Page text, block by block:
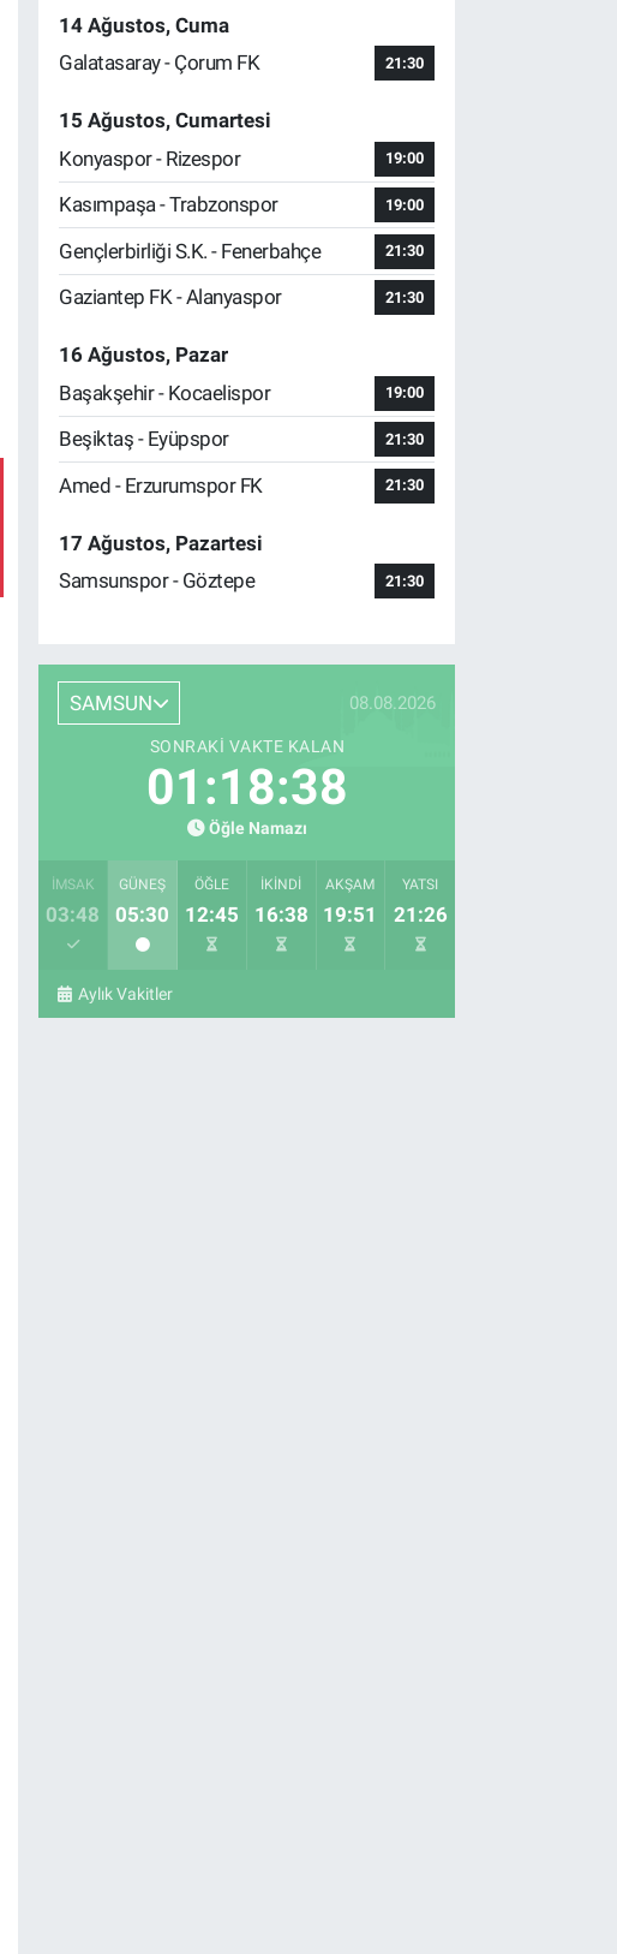
14 Ağustos, Cuma
Galatasaray - Çorum FK
21:30
15 Ağustos, Cumartesi
Konyaspor - Rizespor
19:00
Kasımpaşa - Trabzonspor 19:00
Gençlerbirliği S.K. - Fenerbahçe 21:30
Gaziantep FK - Alanyaspor 21:30
16 Ağustos, Pazar
Başakşehir - Kocaelispor
19:00
Beşiktaş - Eyüpspor 21:30
Amed - Erzurumspor FK 21:30
17 Ağustos, Pazartesi
Samsunspor - Göztepe
21:30
SAMSUN 08.08.2026
SONRAKI VAKTE KALAN
01:18:37
Öğle Namazı
İMSAK
03:48
GÜNEŞ
05:30
ÖĞLE
12:45
İKINDI
16:38
AKŞAM
19:51
YATSI
21:26
Aylık Vakitler